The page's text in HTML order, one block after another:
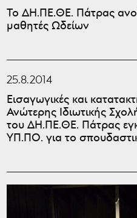
Το ΔΗ.ΠΕ.ΘΕ. Πάτρας
μαθητές Ωδείων
25.8.2014
Εισαγωγικές και
Ανώτερης Ιδιωτικής
του ΔΗ.ΠΕ.ΘΕ. Πάτρας
ΥΠ.ΠΟ. για το